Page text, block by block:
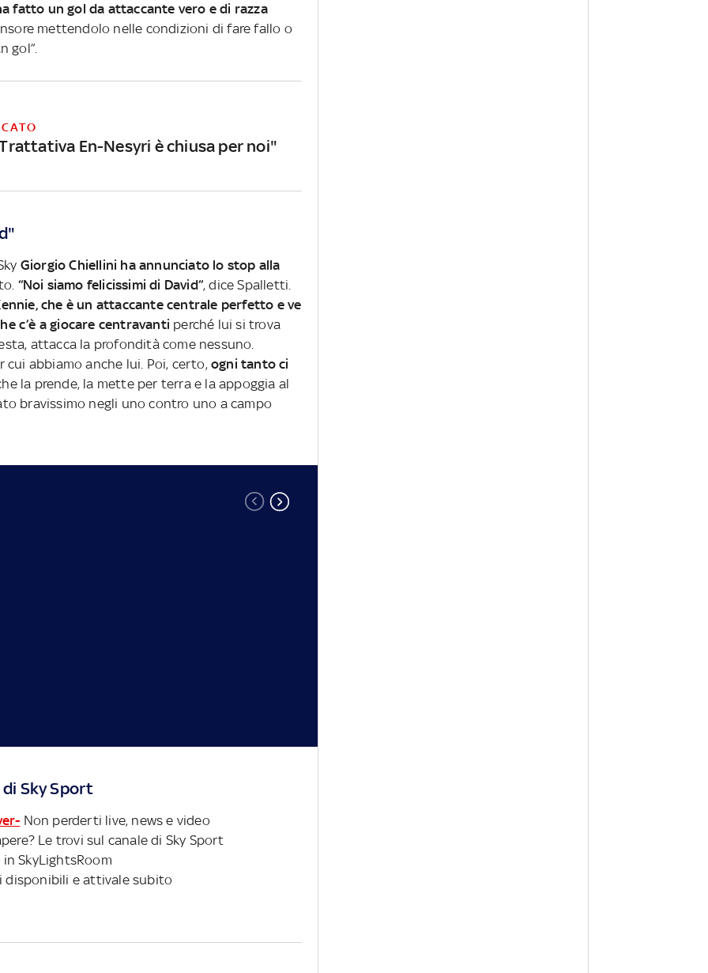
fatto un gol da attaccante vero e di razza
mettendolo nelle condizioni di fare fallo o
gol”.
En-Nesyri è chiusa per noi"
Giorgio Chiellini ha annunciato lo stop alla
“Noi siamo felicissimi di David”, dice Spalletti.
che è un attaccante centrale perfetto e ve
c’è a giocare centravanti perché lui si trova
attacca la profondità come nessuno.
abbiamo anche lui. Poi, certo, ogni tanto ci
la prende, la mette per terra e la appoggia al
bravissimo negli uno contro uno a campo
Sky Sport
Non perderti live, news e video
Le trovi sul canale di Sky Sport
in SkyLightsRoom
disponibili e attivale subito